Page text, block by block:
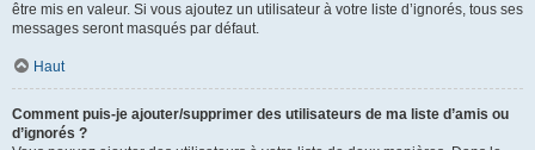
être mis en valeur. Si vous ajoutez un utilisateur à votre liste d’ignorés, tous ses
messages seront masqués par défaut.
Haut
Comment puis-je ajouter/supprimer des utilisateurs de ma liste d’amis ou
d’ignorés ?